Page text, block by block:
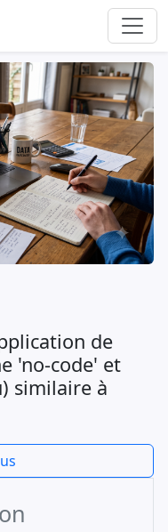
de
'no-code' et
similaire à